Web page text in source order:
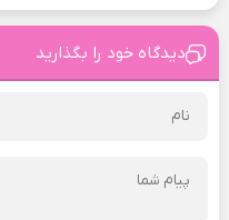
دیدگاه خود را بگذارید